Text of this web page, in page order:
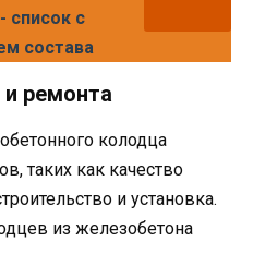
список с
состава
и ремонта
колодца
таких как качество
и установка.
из железобетона